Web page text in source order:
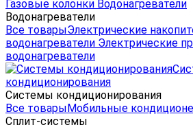
Газовые колонки Водонагреватели
Водонагреватели
Все товарыЭлектрические
водонагреватели Электрические
водонагреватели
кондиционирования
Системы кондиционирования
Все товарыМобильные
Сплит-системы